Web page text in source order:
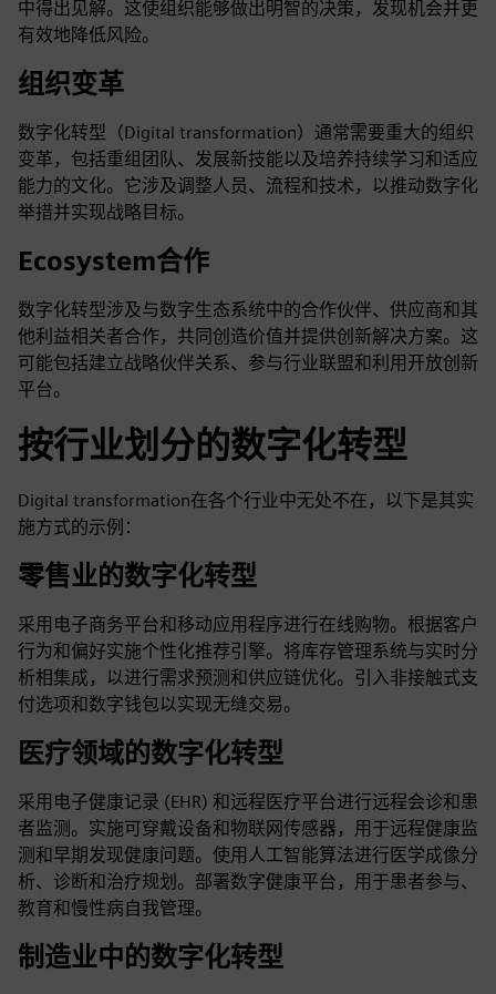
中得出见解。这使组织能够做出明智的决策，发现机会并更
有效地降低风险。
组织变革
数字化转型（Digital transformation）通常需要重大的组织
变革，包括重组团队、发展新技能以及培养持续学习和适应
能力的文化。它涉及调整人员、流程和技术，以推动数字化
举措并实现战略目标。
Ecosystem合作
数字化转型涉及与数字生态系统中的合作伙伴、供应商和其
他利益相关者合作，共同创造价值并提供创新解决方案。这
可能包括建立战略伙伴关系、参与行业联盟和利用开放创新
平台。
按行业划分的数字化转型
Digital transformation在各个行业中无处不在，以下是其实
施方式的示例：
零售业的数字化转型
采用电子商务平台和移动应用程序进行在线购物。根据客户
行为和偏好实施个性化推荐引擎。将库存管理系统与实时分
析相集成，以进行需求预测和供应链优化。引入非接触式支
付选项和数字钱包以实现无缝交易。
医疗领域的数字化转型
采用电子健康记录 (EHR) 和远程医疗平台进行远程会诊和患
者监测。实施可穿戴设备和物联网传感器，用于远程健康监
测和早期发现健康问题。使用人工智能算法进行医学成像分
析、诊断和治疗规划。部署数字健康平台，用于患者参与、
教育和慢性病自我管理。
制造业中的数字化转型